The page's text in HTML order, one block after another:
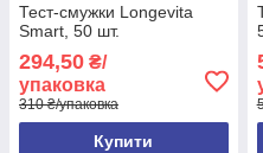
Тест-смужки Longevita
Smart, 50 шт.
294,50 ₴/
упаковка
310 ₴/упаковка
Купити